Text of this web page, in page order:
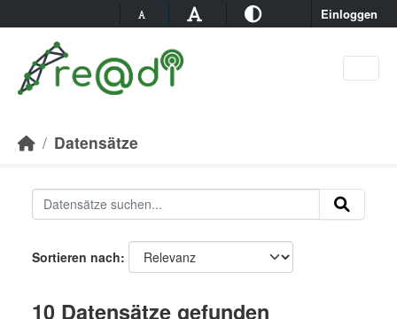
Einloggen
Datensätze
Sortieren nach
10 Datensätze gefunden